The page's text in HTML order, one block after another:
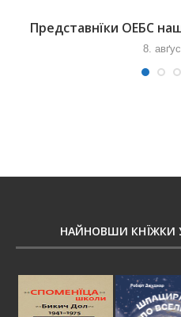
Представнїки ОЕБС
8.
НАЙНОВШИ КНЇЖКИ